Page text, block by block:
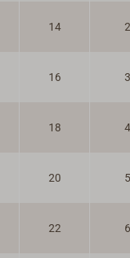
14
16
18
20
22